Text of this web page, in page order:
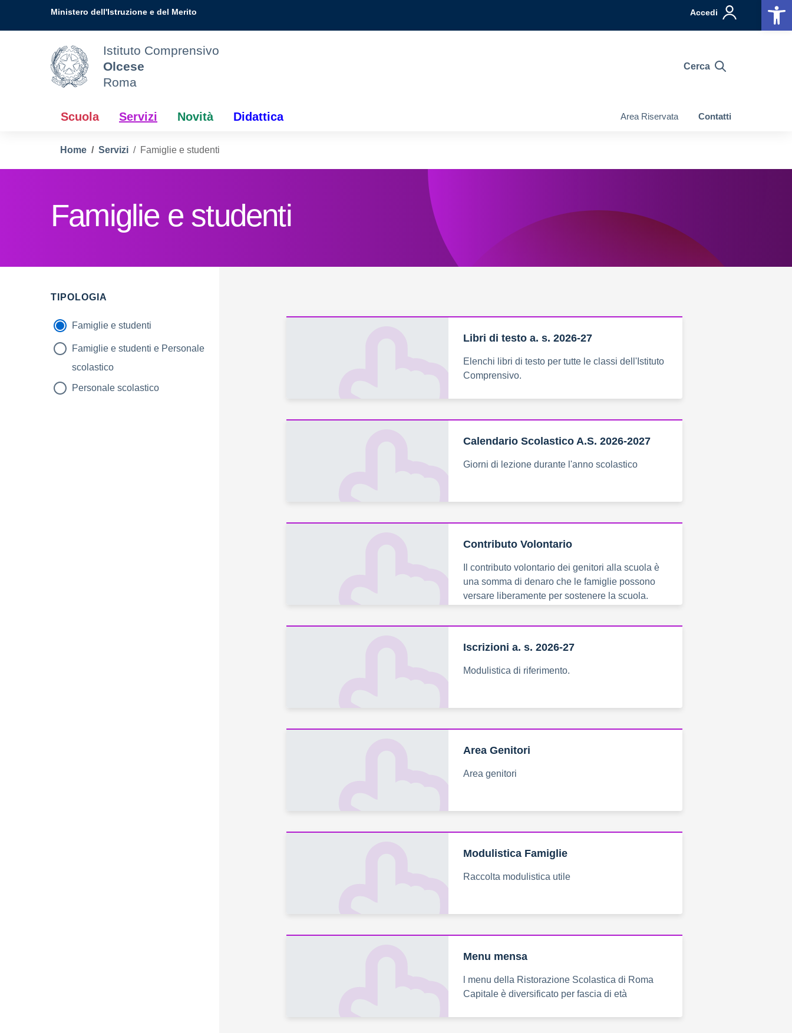
Ministero dell'Istruzione e del Merito Accedi
Istituto Comprensivo
Olcese
Roma
Cerca
Scuola Servizi Novità Didattica Area Riservata Contatti
Home Servizi Famiglie e studenti
Famiglie e studenti
TIPOLOGIA
Famiglie e studenti
Famiglie e studenti e Personale
scolastico
Personale scolastico
Libri di testo a. s. 2026-27
Elenchi libri di testo per tutte le classi dell'Istituto
Comprensivo.
Calendario Scolastico A.S. 2026-2027
Giorni di lezione durante l'anno scolastico
Contributo Volontario
Il contributo volontario dei genitori alla scuola è
una somma di denaro che le famiglie possono
versare liberamente per sostenere la scuola.
Iscrizioni a. s. 2026-27
Modulistica di riferimento.
Area Genitori
Area genitori
Modulistica Famiglie
Raccolta modulistica utile
Menu mensa
l menu della Ristorazione Scolastica di Roma
Capitale è diversificato per fascia di età